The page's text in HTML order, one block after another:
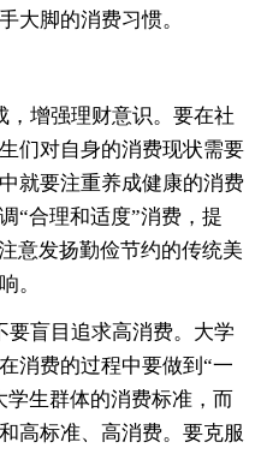
大脚的消费习惯。
增强理财意识。要在社
们对自身的消费现状需要
就要注重养成健康的消费
“合理和适度”消费，提
意发扬勤俭节约的传统美
。
盲目追求高消费。大学
消费的过程中要做到“一
生群体的消费标准，而
高标准、高消费。要克服